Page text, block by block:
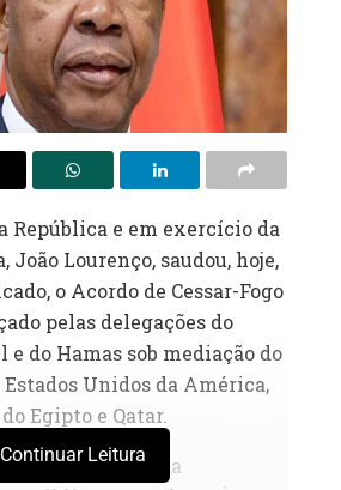
República e em exercício da
Lourenço, saudou, hoje,
o Acordo de Cessar-Fogo
pelas delegações do
e do Hamas sob mediação do
Unidos da América,
Egipto e Qatar.
comunicado da
Continuar Leitura